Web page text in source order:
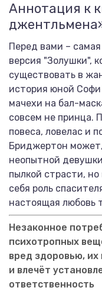
Аннотация к
Перед вами –
версия "Золушки",
существовать в
история юной
мачехи на бал-
совсем не принца.
повеса, ловелас и
Бриджертон
неопытной
пылкой страсти,
себя роль
настоящая любовь
Незаконное
психотропных
вред здоровью,
и влечёт
ответственность